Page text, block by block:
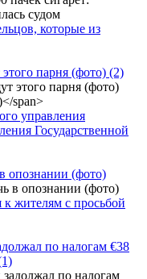
которые из
парня (фото) (2)
управления
Государственной
опознании (фото)
жителям с просьбой
по налогам €38